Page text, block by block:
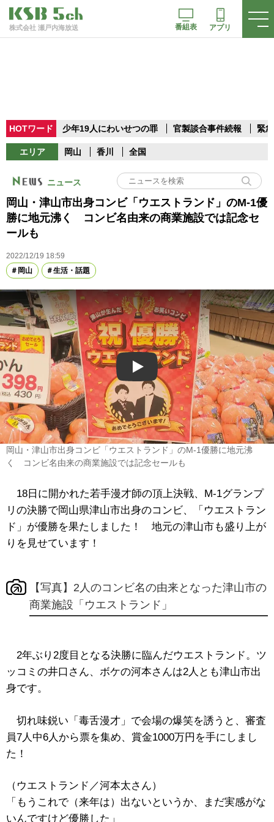
株式会社 瀬戸内海放送 番組表 アプリ
HOTワード 少年19人にわいせつの罪 官製談合事件続報 緊
エリア 岡山 香川 全国
ニュース
岡山・津山市出身コンビ「ウエストランド」のM-1優
勝に地元沸く コンビ名由来の商業施設では記念セ
ールも
2022/12/19 18:59
岡山
生活・話題
Play
岡山・津山市出身コンビ「ウエストランド」のM-1優勝に地元沸
く コンビ名由来の商業施設では記念セールも
18日に開かれた若手漫才師の頂上決戦、M-1グランプ
リの決勝で岡山県津山市出身のコンビ、「ウエストラン
ド」が優勝を果たしました！ 地元の津山市も盛り上が
りを見せています！
【写真】2人のコンビ名の由来となった津山市の
商業施設「ウエストランド」
2年ぶり2度目となる決勝に臨んだウエストランド。ツ
ッコミの井口さん、ボケの河本さんは2人とも津山市出
身です。
切れ味鋭い「毒舌漫才」で会場の爆笑を誘うと、審査
員7人中6人から票を集め、賞金1000万円を手にしまし
た！
（ウエストランド／河本太さん）
「もうこれで（来年は）出ないというか、まだ実感がな
いんですけど優勝した」